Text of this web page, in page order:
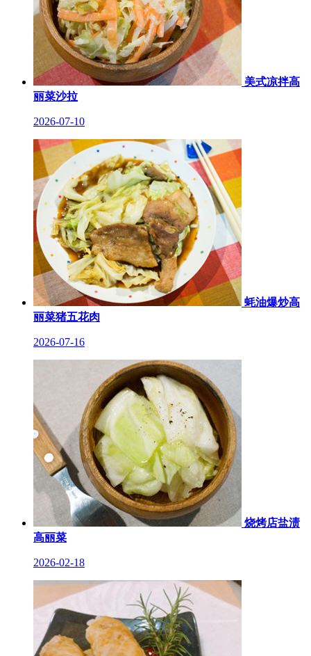
美式凉拌高
丽菜沙拉
2026-07-10
蚝油爆炒高
丽菜猪五花肉
2026-07-16
烧烤店盐渍
高丽菜
2026-02-18